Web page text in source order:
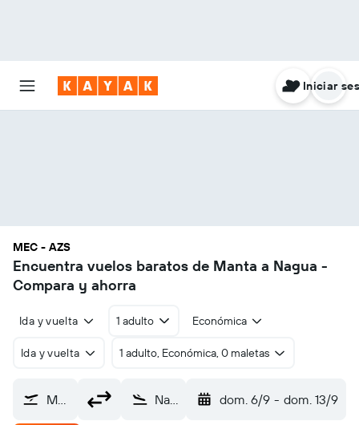
Iniciar
MEC - AZS
Encuentra vuelos baratos de Manta a Nagua -
Compara y ahorra
Ida y vuelta 1 adulto Económica
Ida y vuelta 1 adulto, Económica, 0 maletas
Manta (MEC) Nagua Samaná El Catey (AZS) dom. 6/9 - dom. 13/9